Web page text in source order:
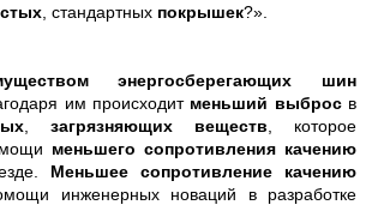
, стандартных покрышек?».
энергосберегающих шин
им происходит меньший выбросв
загрязняющих веществ , которое
меньшего сопротивления качению
Меньшее сопротивление качению
инженерных новаций в разработке